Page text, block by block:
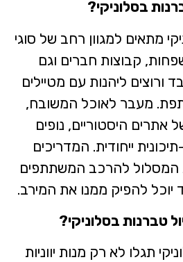
בסלוניקי?
מתאים למגוון רחב של סוגי
קבוצות חברים וגם
ורוצים ליהנות עם מטיילים
מעבר לאוכל המשובח,
היסטוריים, נופים
ייחודית. המדריכים
המסלול להרכב המשתתפים
להפיק ממנו את המירב.
טברנות בסלוניקי?
תגלו לא רק מנות יווניות